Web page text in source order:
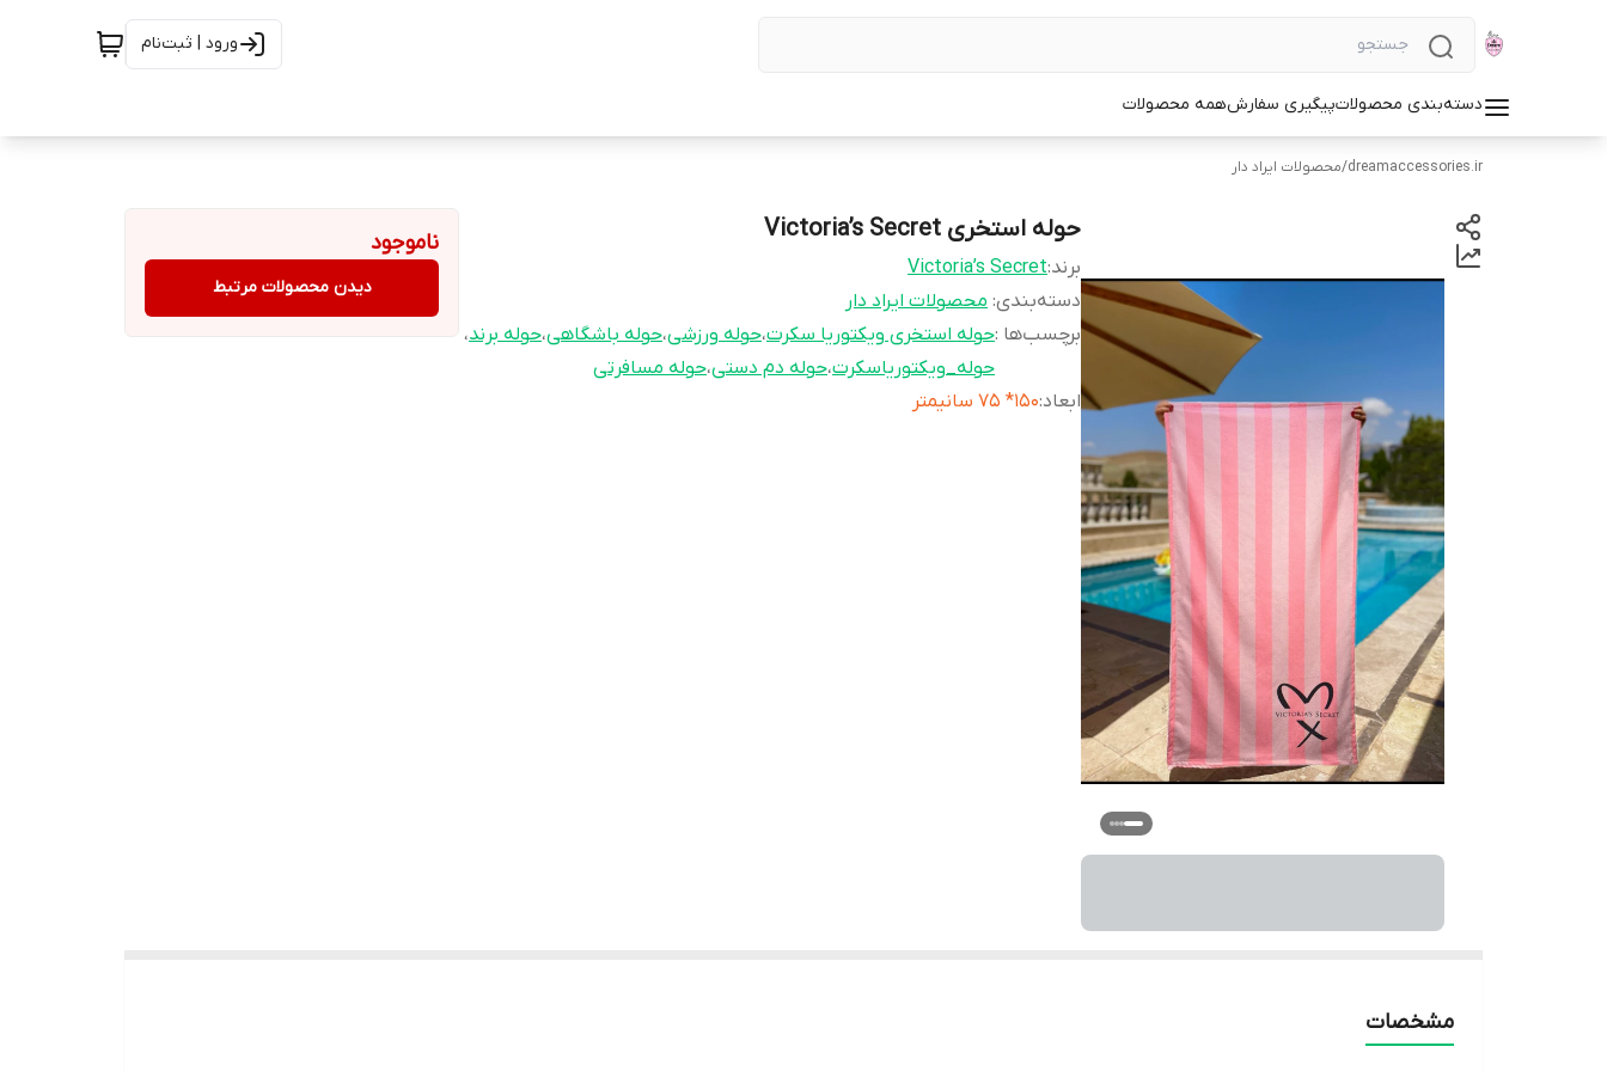
ورود | ثبت‌نام
دسته‌بندی محصولاتپیگیری سفارشهمه محصولات
dreamaccessories.ir
/محصولات ایراد دار
حوله استخری Victoria’s Secret
برند:Victoria’s Secret
دسته‌بندی: محصولات ایراد دار
برچسب‌ها :حوله استخری ویکتوریا سکرت،حوله ورزشی،حوله باشگاهی،حوله برند،
حوله_ویکتوریاسکرت،حوله دم دستی،حوله مسافرتی
ابعاد:150* 75 سانیمتر
ناموجود
دیدن محصولات مرتبط
مشخصات